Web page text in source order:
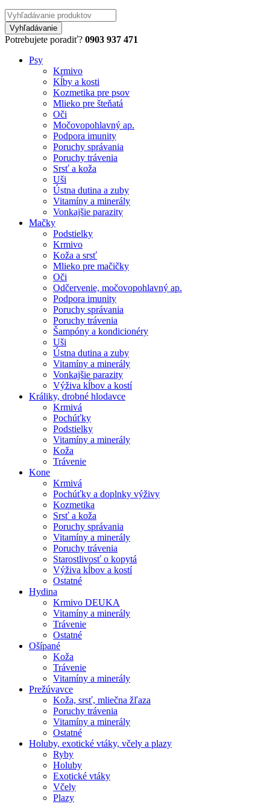
Potrebujete poradiť? 0903 937 471
Psy
Krmivo
Kĺby a kosti
Kozmetika pre psov
Mlieko pre šteňatá
Oči
Močovopohlavný ap.
Podpora imunity
Poruchy správania
Poruchy trávenia
Srsť a koža
Uši
Ústna dutina a zuby
Vitamíny a minerály
Vonkajšie parazity
Mačky
Podstielky
Krmivo
Koža a srsť
Mlieko pre mačičky
Oči
Odčervenie, močovopohlavný ap.
Podpora imunity
Poruchy správania
Poruchy trávenia
Šampóny a kondicionéry
Uši
Ústna dutina a zuby
Vitamíny a minerály
Vonkajšie parazity
Výživa kĺbov a kostí
Králiky, drobné hlodavce
Krmivá
Pochúťky
Podstielky
Vitamíny a minerály
Koža
Trávenie
Kone
Krmivá
Pochúťky a doplnky výživy
Kozmetika
Srsť a koža
Poruchy správania
Vitamíny a minerály
Poruchy trávenia
Starostlivosť o kopytá
Výživa kĺbov a kostí
Ostatné
Hydina
Krmivo DEUKA
Vitamíny a minerály
Trávenie
Ostatné
Ošípané
Koža
Trávenie
Vitamíny a minerály
Prežúvavce
Koža, srsť, mliečna žľaza
Poruchy trávenia
Vitamíny a minerály
Ostatné
Holuby, exotické vtáky, včely a plazy
Ryby
Holuby
Exotické vtáky
Včely
Plazy